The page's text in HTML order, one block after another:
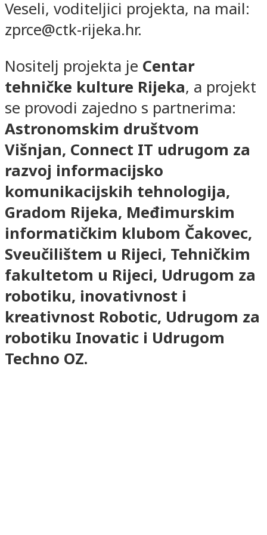
Veseli, voditeljici projekta, na mail:
zprce@ctk-rijeka.hr.
Nositelj projekta je Centar
tehničke kulture Rijeka, a projekt
se provodi zajedno s partnerima:
Astronomskim društvom
Višnjan, Connect IT udrugom za
razvoj informacijsko
komunikacijskih tehnologija,
Gradom Rijeka, Međimurskim
informatičkim klubom Čakovec,
Sveučilištem u Rijeci, Tehničkim
fakultetom u Rijeci, Udrugom za
robotiku, inovativnost i
kreativnost Robotic, Udrugom za
robotiku Inovatic i Udrugom
Techno OZ.